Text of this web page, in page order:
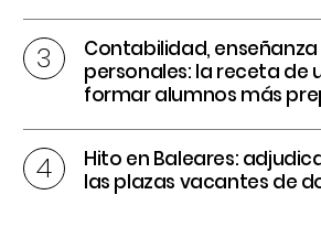
Contabilidad,
personales: la receta de
formar alumnos más
Hito en Baleares:
las plazas vacantes de